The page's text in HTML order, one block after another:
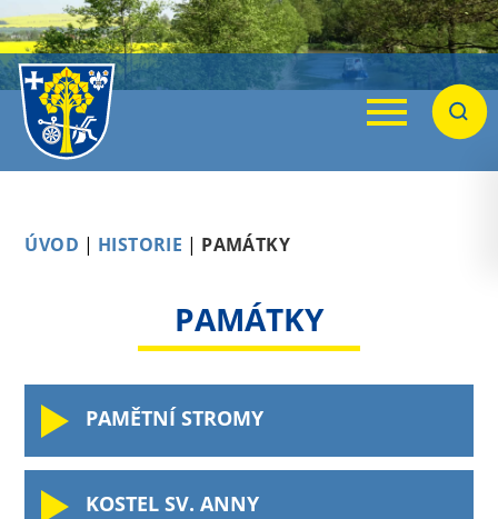
Menu
ÚVOD | HISTORIE | PAMÁTKY
PAMÁTKY
PAMĚTNÍ STROMY
KOSTEL SV. ANNY